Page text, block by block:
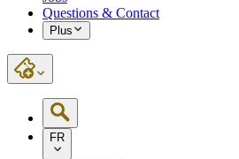
Questions & Contact
Plus
FR